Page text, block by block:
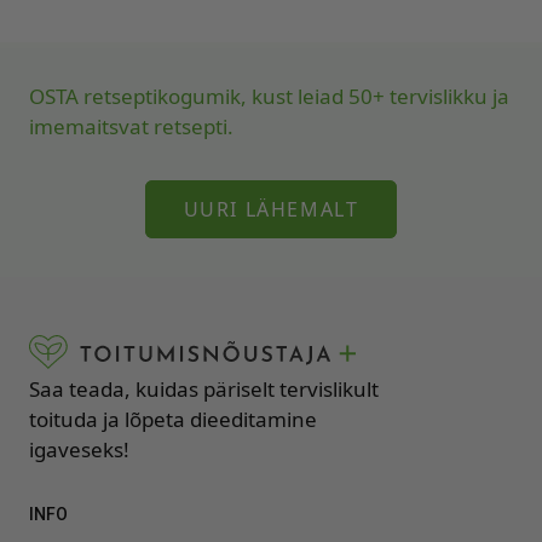
OSTA retseptikogumik, kust leiad 50+ tervislikku ja
imemaitsvat retsepti.
UURI LÄHEMALT
Saa teada, kuidas päriselt tervislikult
toituda ja lõpeta dieeditamine
igaveseks!
INFO